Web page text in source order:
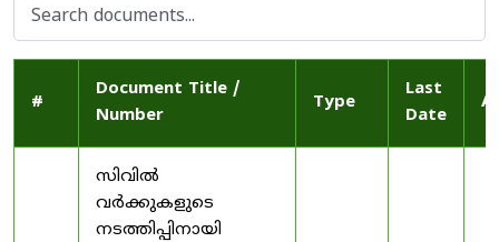
#
Document Title /
Number
Type
Last
Date
സിവിൽ
വർക്കുകളുടെ
നടത്തിപ്പിനായി